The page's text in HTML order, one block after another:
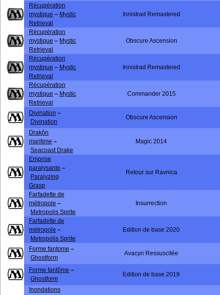
Récupération
mystique – Mystic
Retrieval
Innistrad Remastered
Récupération
mystique – Mystic
Retrieval
Obscure Ascension
Récupération
mystique – Mystic
Retrieval
Innistrad Remastered
Récupération
mystique – Mystic
Retrieval
Commander 2015
Divination –
Divination
Obscure Ascension
Drakôn
maritime –
Seacoast Drake
Magic 2014
Emprise
paralysante –
Paralyzing
Grasp
Retour sur Ravnica
Farfadette de
métropole –
Metropolis Sprite
Insurrection
Farfadette de
métropole –
Metropolis Sprite
Edition de base 2020
Forme fantome –
Ghostform
Avacyn Ressuscitée
Forme fantôme –
Ghostform
Edition de base 2019
Inondations